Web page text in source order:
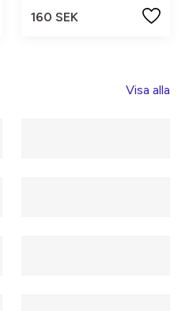
160 SEK
Visa alla